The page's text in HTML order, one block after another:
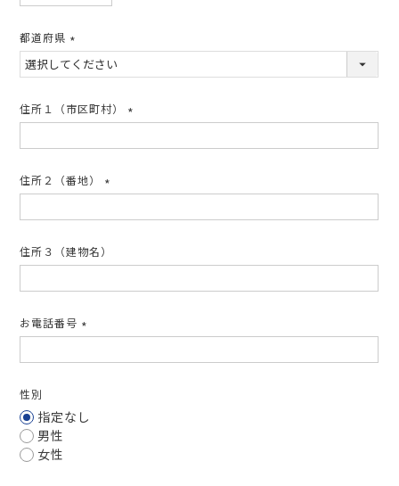
都道府県
(必
須)
住所１（市区町村）
須)
住所２（番地）
須)
住所３（建物名）
お電話番号
須)
性別
指定なし
男性
女性